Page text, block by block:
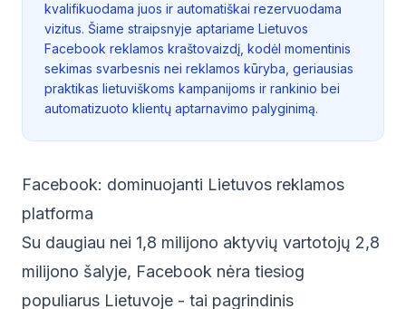
kvalifikuodama juos ir automatiškai rezervuodama
vizitus. Šiame straipsnyje aptariame Lietuvos
Facebook reklamos kraštovaizdį, kodėl momentinis
sekimas svarbesnis nei reklamos kūryba, geriausias
praktikas lietuviškoms kampanijoms ir rankinio bei
automatizuoto klientų aptarnavimo palyginimą.
Facebook: dominuojanti Lietuvos reklamos
platforma
Su daugiau nei 1,8 milijono aktyvių vartotojų 2,8
milijono šalyje, Facebook nėra tiesiog
populiarus Lietuvoje - tai pagrindinis